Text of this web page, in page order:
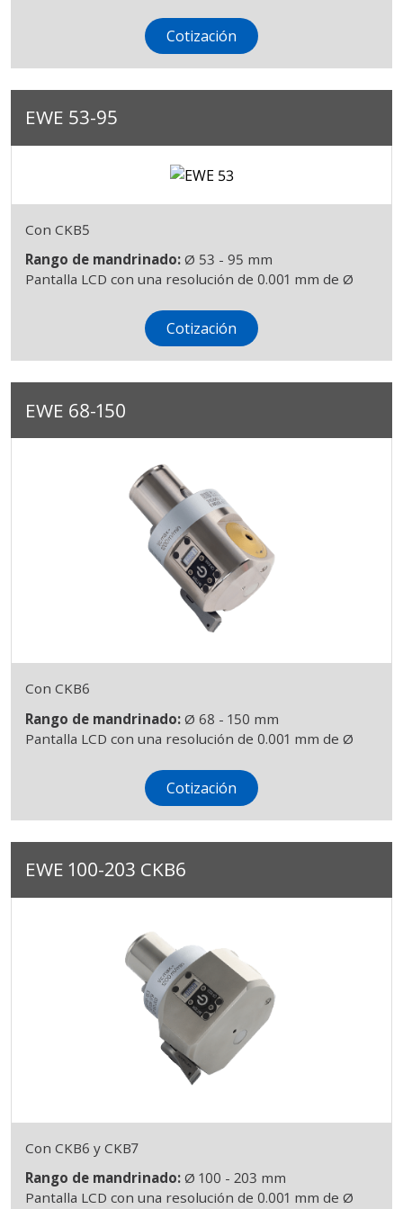
Cotización
EWE 53-95
Con CKB5
Rango de mandrinado: Ø 53 - 95 mm
Pantalla LCD con una resolución de 0.001 mm de Ø
Cotización
EWE 68-150
Con CKB6
Rango de mandrinado: Ø 68 - 150 mm
Pantalla LCD con una resolución de 0.001 mm de Ø
Cotización
EWE 100-203 CKB6
Con CKB6 y CKB7
Rango de mandrinado: Ø 100 - 203 mm
Pantalla LCD con una resolución de 0.001 mm de Ø